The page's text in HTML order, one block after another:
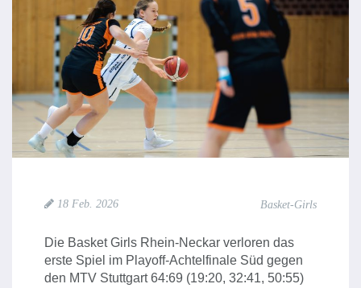
18 Feb. 2026 Basket-Girls
Die Basket Girls Rhein-Neckar verloren das
erste Spiel im Playoff-Achtelfinale Süd gegen
den MTV Stuttgart 64:69 (19:20, 32:41, 50:55)